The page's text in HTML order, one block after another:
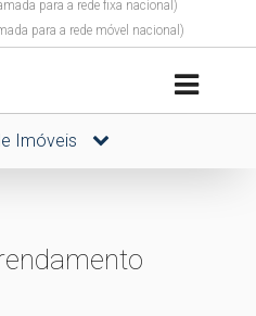
para a rede fixa nacional)
para a rede móvel nacional)
Imóveis